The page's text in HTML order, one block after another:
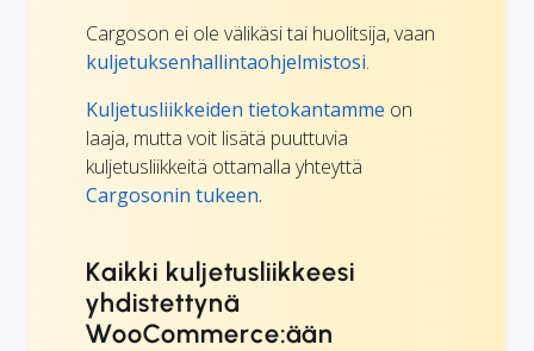
Cargoson ei ole välikäsi tai huolitsija, vaan
kuljetuksenhallintaohjelmistosi.
Kuljetusliikkeiden tietokantamme on
laaja, mutta voit lisätä puuttuvia
kuljetusliikkeitä ottamalla yhteyttä
Cargosonin tukeen.
Kaikki kuljetusliikkeesi
yhdistettynä
WooCommerce:ään